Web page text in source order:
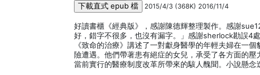
2015/4/3 (368K) 2016/11/4
好讀書櫃《經典版》，感謝陳德輝整理製作。感謝
好，錯字不很多，也沒有漏字。」感謝sherlock勘誤4處
《致命的治療》講述了一對獻身醫學的年輕夫婦在一
險遭遇。他們帶著患有絕症的女兒，承受了各方面的壓
當前實行的醫療制度改革所帶來的駭人醜聞。小說懸念